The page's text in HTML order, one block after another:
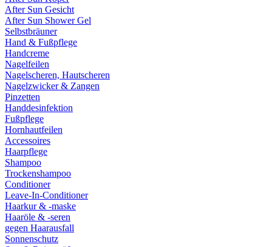
After Sun Gesicht
After Sun Shower Gel
Selbstbräuner
Hand & Fußpflege
Handcreme
Nagelfeilen
Nagelscheren, Hautscheren
Nagelzwicker & Zangen
Pinzetten
Handdesinfektion
Fußpflege
Hornhautfeilen
Accessoires
Haarpflege
Shampoo
Trockenshampoo
Conditioner
Leave-In-Conditioner
Haarkur & -maske
Haaröle & -seren
gegen Haarausfall
Sonnenschutz